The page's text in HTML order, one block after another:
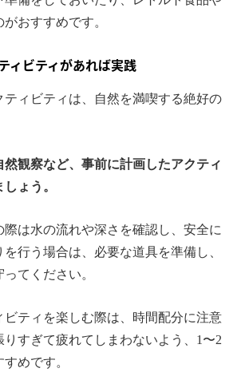
おすすめです。
ィビティがあれば実践
ティビティは、自然を満喫する絶好の
然観察など、事前に計画したアクティ
ょう。
は水の流れや深さを確認し、安全に
行う場合は、必要な道具を準備し、
てください。
ビティを楽しむ際は、時間配分に注意
りすぎて疲れてしまわないよう、1〜2
めです。